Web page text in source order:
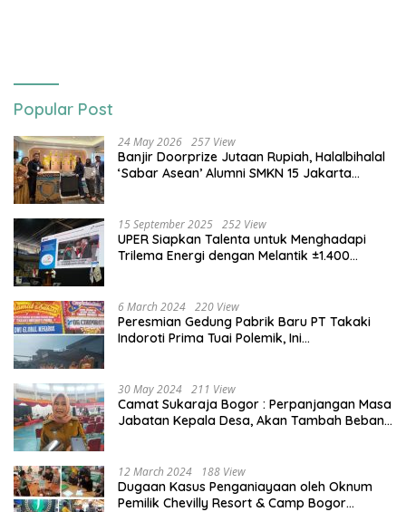
Popular Post
24 May 2026 257 View
Banjir Doorprize Jutaan Rupiah, Halalbihalal
‘Sabar Asean’ Alumni SMKN 15 Jakarta
15 September 2025 252 View
UPER Siapkan Talenta untuk Menghadapi
Trilema Energi dengan Melantik ±1.400
6 March 2024 220 View
Peresmian Gedung Pabrik Baru PT Takaki
Indoroti Prima Tuai Polemik, Ini
30 May 2024 211 View
Camat Sukaraja Bogor : Perpanjangan Masa
Jabatan Kepala Desa, Akan Tambah Beban
12 March 2024 188 View
Dugaan Kasus Penganiayaan oleh Oknum
Pemilik Chevilly Resort & Camp Bogor